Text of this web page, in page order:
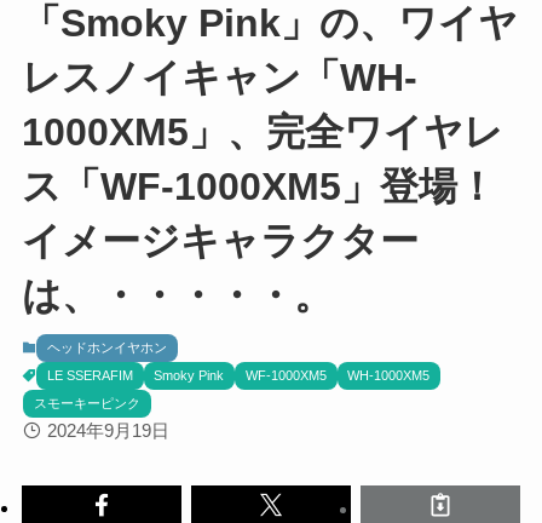
「Smoky Pink」の、ワイヤ
レスノイキャン「WH-
1000XM5」、完全ワイヤレ
ス「WF-1000XM5」登場！
イメージキャラクター
は、・・・・・。
ヘッドホンイヤホン
LE SSERAFIM
Smoky Pink WF-1000XM5
WH-1000XM5
スモーキーピンク
2024年9月19日